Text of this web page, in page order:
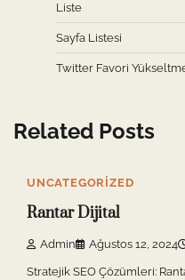
Liste
Sayfa Listesi
Twitter Favori
Related Posts
UNCATEGORIZED
Rantar Dijital
Admin Ağustos 12, 2024
Stratejik SEO Çözümleri: